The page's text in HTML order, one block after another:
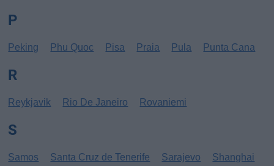
P
Peking Phu Quoc Pisa Praia Pula Punta Cana
R
Reykjavik Rio De Janeiro Rovaniemi
S
Samos Santa Cruz de Tenerife Sarajevo
Shanghai